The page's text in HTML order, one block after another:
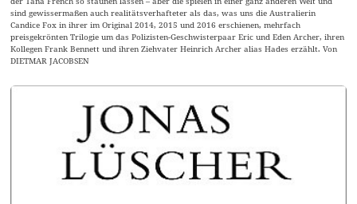
sind gewissermaßen auch realitätsverhafteter als das, was uns die Australierin
Candice Fox in ihrer im Original 2014, 2015 und 2016 erschienen, mehrfach
preisgekrönten Trilogie um das Polizisten-Geschwisterpaar Eric und Eden Archer, ihren
Kollegen Frank Bennett und ihren Ziehvater Heinrich Archer alias Hades erzählt. Von
DIETMAR JACOBSEN